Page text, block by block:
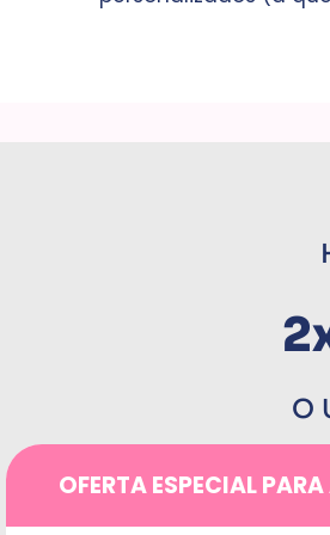
OFERTA ESPECIAL